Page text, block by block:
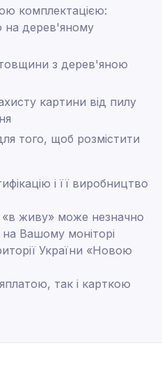
комплектацією:
на дерев'яному
товщини з дерев'яною
картини від пилу
того, щоб розмістити
і її виробництво
живу» може незначно
на Вашому моніторі
України «Новою
так і карткою